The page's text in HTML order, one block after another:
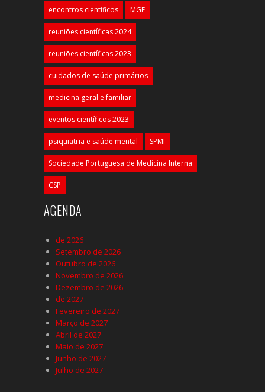
encontros científicos MGF
reuniões científicas 2024
reuniões científicas 2023
cuidados de saúde primários
medicina geral e familiar
eventos científicos 2023
psiquiatria e saúde mental SPMI
Sociedade Portuguesa de Medicina Interna
CSP
AGENDA
de 2026
Setembro de 2026
Outubro de 2026
Novembro de 2026
Dezembro de 2026
de 2027
Fevereiro de 2027
Março de 2027
Abril de 2027
Maio de 2027
Junho de 2027
Julho de 2027